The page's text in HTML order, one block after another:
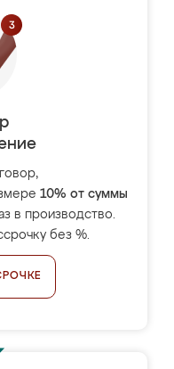
10% от суммы
в производство.
без %.